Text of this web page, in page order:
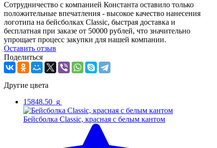
Сотрудничество с компанией Константа оставило только
положительные впечатления - высокое качество нанесения
логотипа на бейсболках Classic, быстрая доставка и
бесплатная при заказе от 50000 рублей, что значительно
упрощает процесс закупки для нашей компании.
Оcтавить отзыв
Поделиться
Другие цвета
15848.50_g
Бейсболка Classic, красная с белым кантом